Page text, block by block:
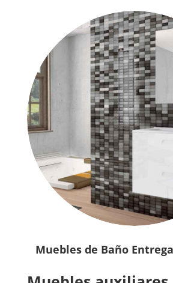
Muebles de Baño